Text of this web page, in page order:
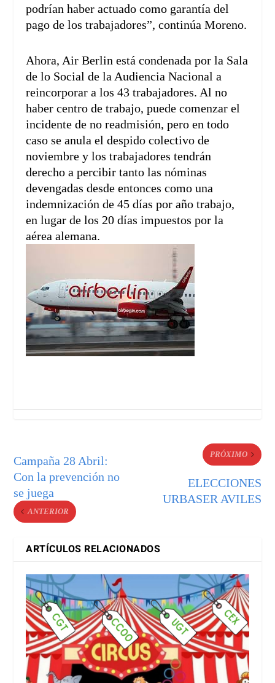
podrían haber actuado como garantía del
pago de los trabajadores”, continúa Moreno.
Ahora, Air Berlin está condenada por la Sala
de lo Social de la Audiencia Nacional a
reincorporar a los 43 trabajadores. Al no
haber centro de trabajo, puede comenzar el
incidente de no readmisión, pero en todo
caso se anula el despido colectivo de
noviembre y los trabajadores tendrán
derecho a percibir tanto las nóminas
devengadas desde entonces como una
indemnización de 45 días por año trabajo,
en lugar de los 20 días impuestos por la
aérea alemana.
Campaña 28 Abril:
Con la prevención no
se juega
ANTERIOR
PRÓXIMO
ELECCIONES
URBASER AVILES
ARTÍCULOS RELACIONADOS